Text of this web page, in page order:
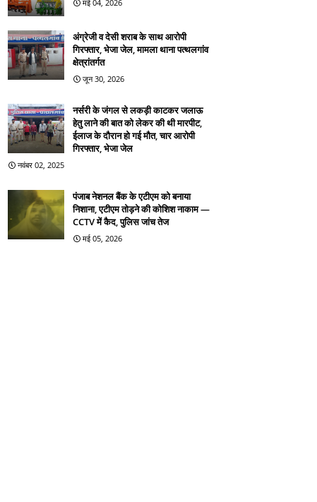
मई 04, 2026
अंग्रेजी व देसी शराब के साथ आरोपी
गिरफ्तार, भेजा जेल, मामला थाना पत्थलगांव
क्षेत्रांतर्गत
जून 30, 2026
नर्सरी के जंगल से लकड़ी काटकर जलाऊ
हेतु लाने की बात को लेकर की थी मारपीट,
ईलाज के दौरान हो गई मौत, चार आरोपी
गिरफ्तार, भेजा जेल
नवंबर 02, 2025
पंजाब नेशनल बैंक के एटीएम को बनाया
निशाना, एटीएम तोड़ने की कोशिश नाकाम —
CCTV में कैद, पुलिस जांच तेज
मई 05, 2026